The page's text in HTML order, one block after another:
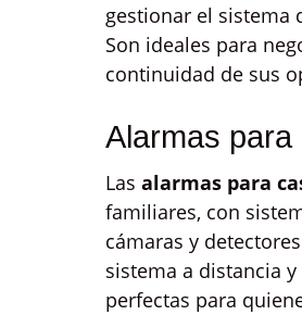
gestionar el sistema
Son ideales para
continuidad de sus
Alarmas
Las alarmas para
familiares, con
cámaras y
sistema a distancia
perfectas para